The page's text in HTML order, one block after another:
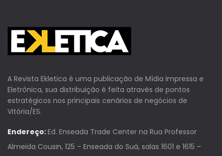
A Revista Ekletica é uma publicação de Mídia Impressa e
Eletrônica, sua distribuição é feita através de pontos
estratégicos nos principais cenários de negócios de
Vitória/ES.
Endereço:Ed. Enseada Trade Center na Rua Professor
Almeida Cousin, 125 – Enseada do Suá, salas 1601 e 1615 –